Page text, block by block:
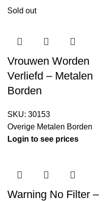
Sold out
Vrouwen Worden
Verliefd – Metalen
Borden
SKU: 30153
Overige Metalen Borden
Login to see prices
Warning No Filter –